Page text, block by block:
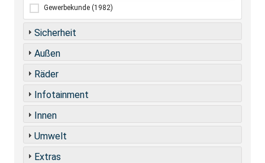
Gewerbekunde (1982)
Sicherheit
Außen
Räder
Infotainment
Innen
Umwelt
Extras